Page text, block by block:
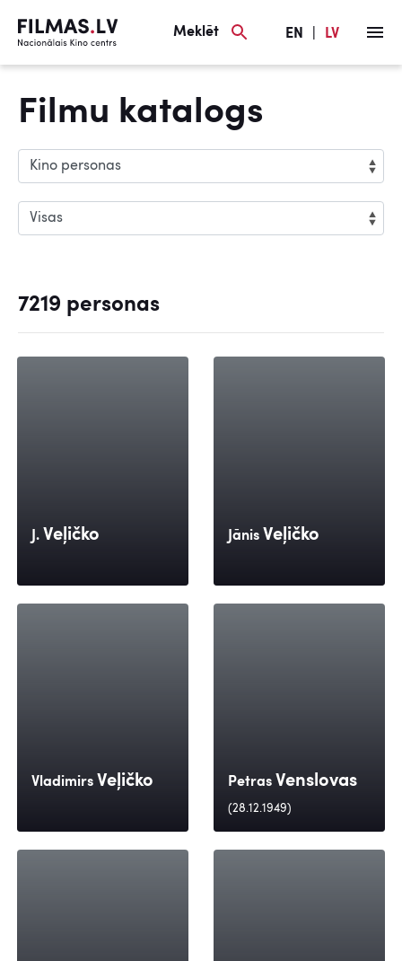
Meklēt EN LV
Filmu katalogs
7219 personas
J. Veļičko Jānis Veļičko
Vladimirs Veļičko Petras Venslovas
(28.12.1949)